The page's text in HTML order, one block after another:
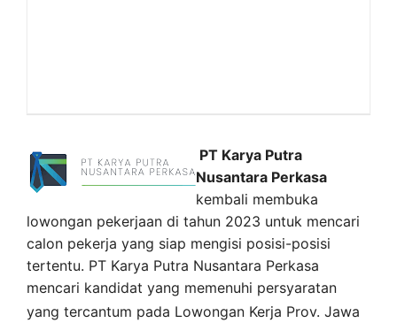
PT Karya Putra
Nusantara Perkasa
kembali membuka
lowongan pekerjaan di tahun 2023 untuk mencari
calon pekerja yang siap mengisi posisi-posisi
tertentu. PT Karya Putra Nusantara Perkasa
mencari kandidat yang memenuhi persyaratan
yang tercantum pada Lowongan Kerja Prov. Jawa